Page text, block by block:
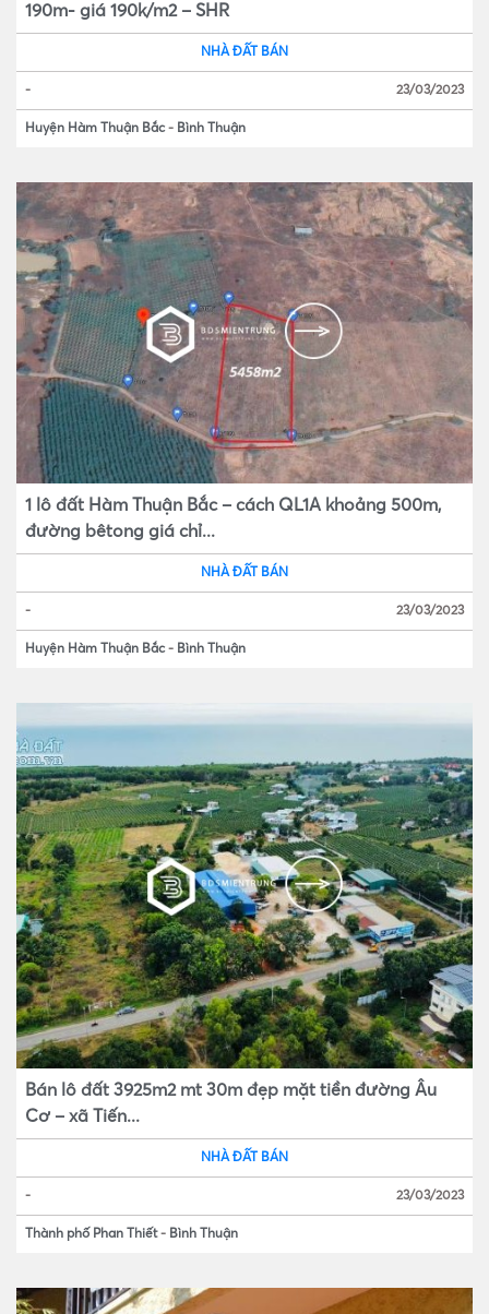
190m- giá 190k/m2 – SHR
NHÀ ĐẤT BÁN
- 23/03/2023
Huyện Hàm Thuận Bắc - Bình Thuận
1 lô đất Hàm Thuận Bắc – cách QL1A khoảng 500m,
đường bêtong giá chỉ...
NHÀ ĐẤT BÁN
- 23/03/2023
Huyện Hàm Thuận Bắc - Bình Thuận
Bán lô đất 3925m2 mt 30m đẹp mặt tiền đường Âu
Cơ – xã Tiến...
NHÀ ĐẤT BÁN
- 23/03/2023
Thành phố Phan Thiết - Bình Thuận